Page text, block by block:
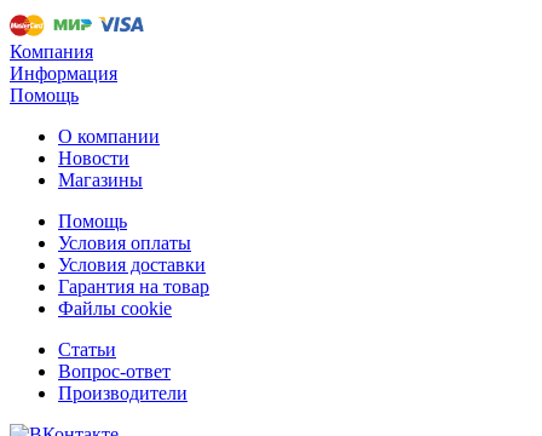
Компания
Информация
Помощь
О компании
Новости
Магазины
Помощь
Условия оплаты
Условия доставки
Гарантия на товар
Файлы cookie
Статьи
Вопрос-ответ
Производители